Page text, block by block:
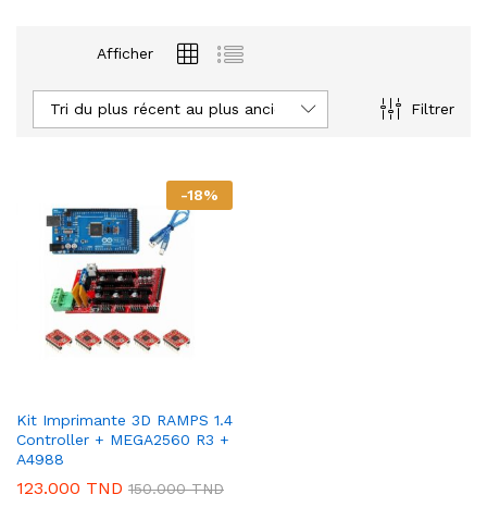
Afficher
Filtrer
Tri du plus récent au plus ancien
-18%
Kit Imprimante 3D RAMPS 1.4
Controller + MEGA2560 R3 +
A4988
123.000 TND 150.000TND